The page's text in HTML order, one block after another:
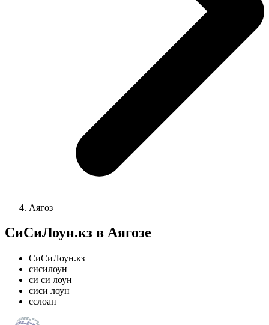
Аягоз
СиСиЛоун.кз в Аягозе
СиСиЛоун.кз
сисилоун
си си лоун
сиси лоун
сслоан